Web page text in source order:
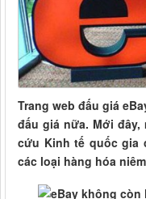
Trang web đấu giá
đấu giá nữa. Mới
cứu Kinh tế quốc gia
các loại hàng hóa